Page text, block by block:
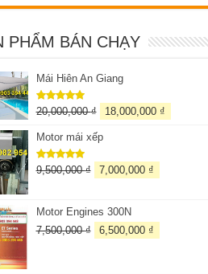
PHẨM BÁN CHẠY
Mái Hiên An Giang
Được xếp
5 sao
20,000,000₫ 18,000,000 ₫
Motor mái xếp
Được xếp
9,500,000₫ 7,000,000 ₫
Motor Engines 300N
7,500,000₫ 6,500,000 ₫